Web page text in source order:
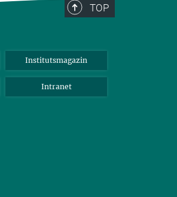
TOP
Institutsmagazin
Intranet